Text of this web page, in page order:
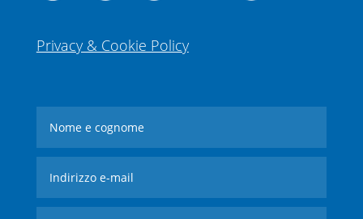
Privacy & Cookie Policy